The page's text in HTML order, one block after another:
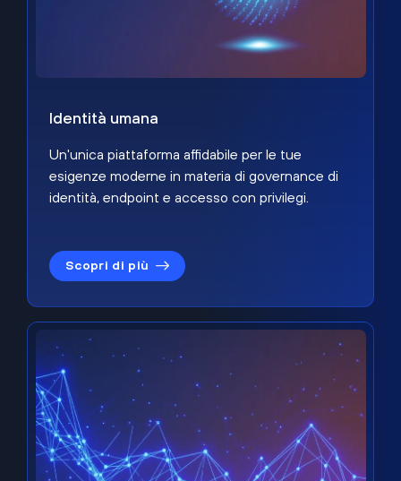
Identità umana
Un'unica piattaforma affidabile per le tue
esigenze moderne in materia di governance di
identità, endpoint e accesso con privilegi.
Scopri di più